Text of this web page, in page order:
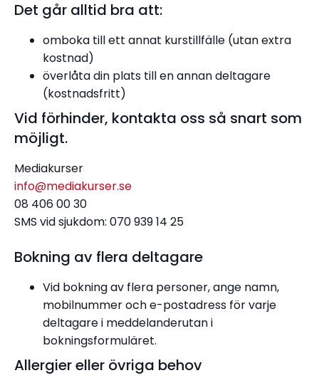
Det går alltid bra att:
omboka till ett annat kurstillfälle (utan extra
kostnad)
överlåta din plats till en annan deltagare
(kostnadsfritt)
Vid förhinder, kontakta oss så snart som
möjligt.
Mediakurser
info@mediakurser.se
08 406 00 30
SMS vid sjukdom: 070 939 14 25
Bokning av flera deltagare
Vid bokning av flera personer, ange namn,
mobilnummer och e-postadress för varje
deltagare i meddelanderutan i
bokningsformuläret.
Allergier eller övriga behov